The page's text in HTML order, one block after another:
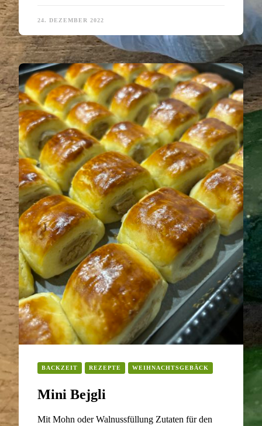
24. DEZEMBER 2022
BACKZEIT REZEPTE WEIHNACHTSGEBÄCK
Mini Bejgli
Mit Mohn oder Walnussfüllung Zutaten für den